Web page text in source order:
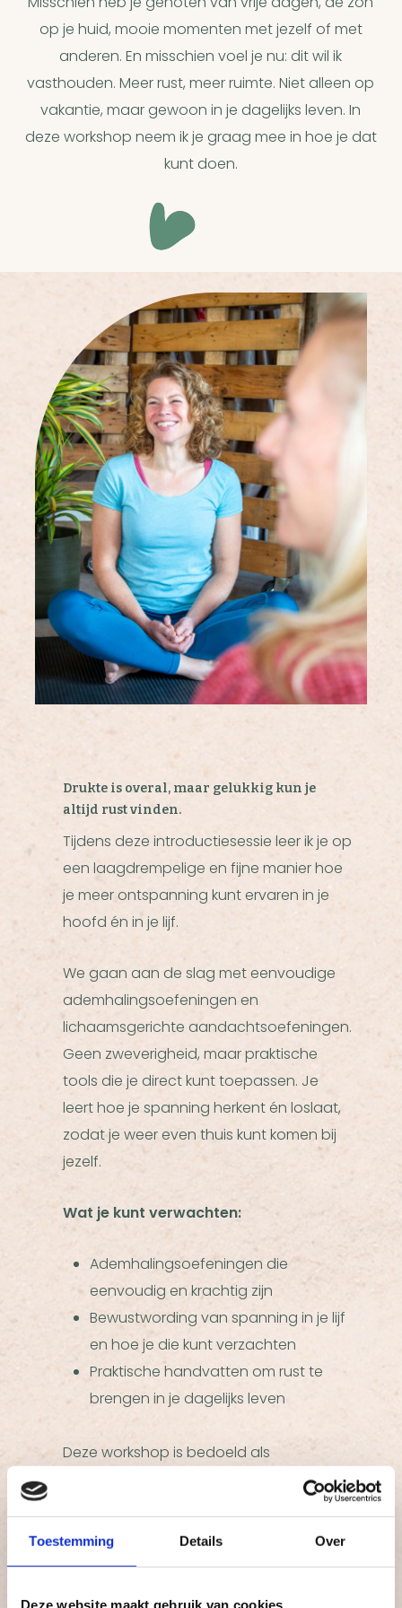
Toestemming Details Over
Deze website maakt gebruik van cookies
op je huid, mooie momenten met jezelf of met
anderen. En misschien voel je nu: dit wil ik
vasthouden. Meer rust, meer ruimte. Niet alleen op
vakantie, maar gewoon in je dagelijks leven. In
deze workshop neem ik je graag mee in hoe je dat
kunt doen.
Drukte is overal, maar gelukkig kun je
altijd rust vinden.
Tijdens deze introductiesessie leer ik je op
een laagdrempelige en fijne manier hoe
je meer ontspanning kunt ervaren in je
hoofd én in je lijf.
We gaan aan de slag met eenvoudige
ademhalingsoefeningen en
lichaamsgerichte aandachtsoefeningen.
Geen zweverigheid, maar praktische
tools die je direct kunt toepassen. Je
leert hoe je spanning herkent én loslaat,
zodat je weer even thuis kunt komen bij
jezelf.
Wat je kunt verwachten:
Ademhalingsoefeningen die
eenvoudig en krachtig zijn
Bewustwording van spanning in je lijf
en hoe je die kunt verzachten
Praktische handvatten om rust te
brengen in je dagelijks leven
Deze workshop is bedoeld als
kennismaking. Voel je daarna dat je
verder wilt verdiepen? Dan nodig ik je van
harte uit om in oktober, november of
december mee te doen aan de